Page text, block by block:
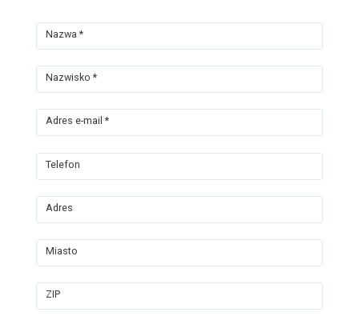
Nazwa *
Nazwisko *
Adres e-mail *
Telefon
Adres
Miasto
ZIP